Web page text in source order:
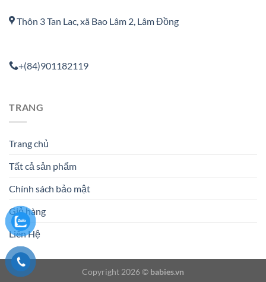
Thôn 3 Tan Lac, xã Bao Lâm 2, Lâm Đồng
+(84)901182119
TRANG
Trang chủ
Tất cả sản phẩm
Chính sách bảo mật
Giỏ hàng
Liên Hệ
Copyright 2026 © babies.vn